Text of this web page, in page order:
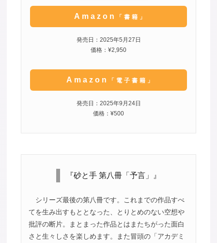
Amazon 「書籍」
発売日：2025年5月27日
価格：¥2,950
Amazon 「電子書籍」
発売日：2025年9月24日
価格：¥500
『砂と手 第八冊「予言」』
シリーズ最後の第八冊です。これまでの作品すべ
てを生み出すもととなった、とりとめのない空想や
批評の断片。まとまった作品とはまたちがった面白
さと生々しさを楽しめます。また冒頭の「アカデミ